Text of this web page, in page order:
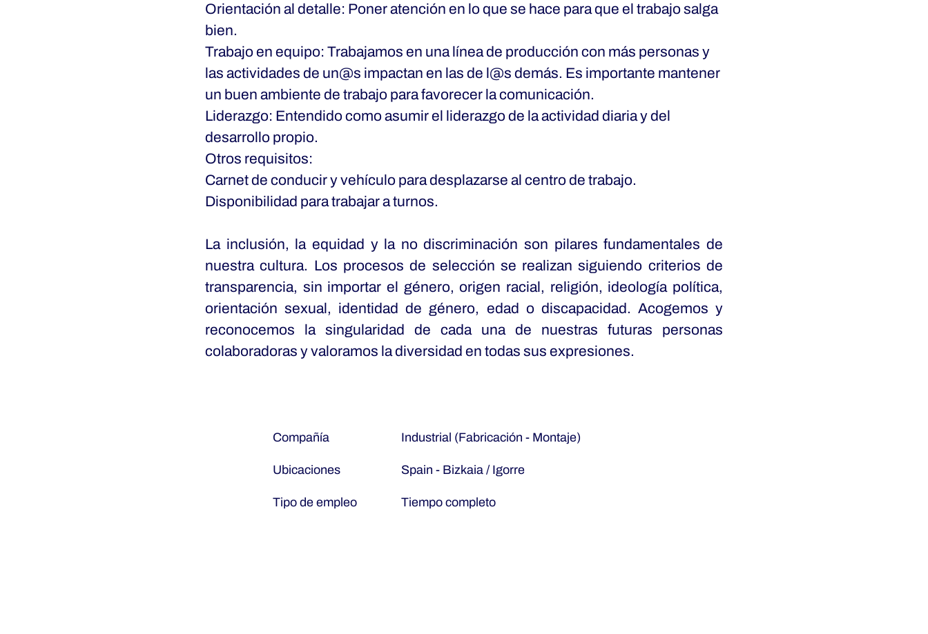
Orientación al detalle: Poner atención en lo que se hace para que el trabajo salga
bien.
Trabajo en equipo: Trabajamos en una línea de producción con más personas y
las actividades de un@s impactan en las de l@s demás. Es importante mantener
un buen ambiente de trabajo para favorecer la comunicación.
Liderazgo: Entendido como asumir el liderazgo de la actividad diaria y del
desarrollo propio.
Otros requisitos:
Carnet de conducir y vehículo para desplazarse al centro de trabajo.
Disponibilidad para trabajar a turnos.
La inclusión, la equidad y la no discriminación son pilares fundamentales de
nuestra cultura. Los procesos de selección se realizan siguiendo criterios de
transparencia, sin importar el género, origen racial, religión, ideología política,
orientación sexual, identidad de género, edad o discapacidad. Acogemos y
reconocemos la singularidad de cada una de nuestras futuras personas
colaboradoras y valoramos la diversidad en todas sus expresiones.
Compañía Industrial (Fabricación - Montaje)
Ubicaciones Spain - Bizkaia / Igorre
Tipo de empleo Tiempo completo